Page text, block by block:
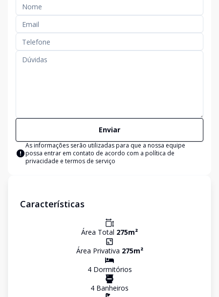
Enviar
As informações serão utilizadas para que a nossa equipe
possa entrar em contato de acordo com a política de
privacidade e termos de serviço
Características
Área Total 275m²
Área Privativa 275m²
4Dormitórios
4 Banheiros